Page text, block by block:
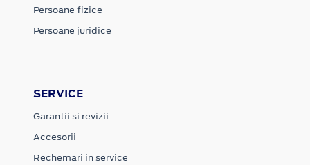
Persoane fizice
Persoane juridice
SERVICE
Garantii si revizii
Accesorii
Rechemari in service